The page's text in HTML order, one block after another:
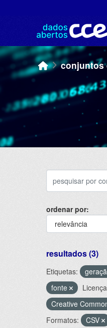
conjuntos
ordenar por
resultados (3)
Etiquetas:
fonte
Creative
Formatos:
CSV